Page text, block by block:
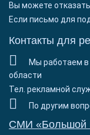
Вы можете
Если письмо для
Контакты для
Мы работаем в
области
Тел. рекламной
По другим
СМИ «Большой